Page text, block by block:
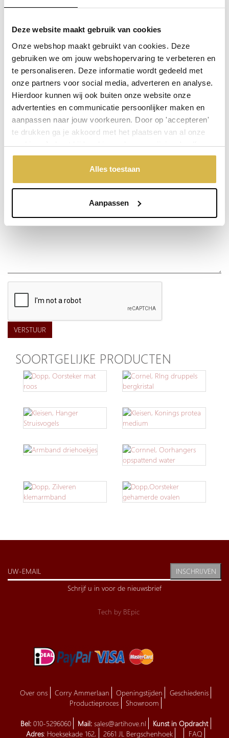
Deze website maakt gebruik van cookies
Onze webshop maakt gebruikt van cookies. Deze
gebruiken we om jouw webshopervaring te verbeteren en
te personaliseren. Deze informatie wordt gedeeld met
onze partners voor social media, adverteren en analyse.
Hierdoor kunnen wij ook buiten onze website onze
advertenties en communicatie persoonlijker maken en
aanpassen naar jouw voorkeuren. Door op 'accepteren'
te drukken ga je akkoord met het plaatsen van al onze
cookies. Je kunt bij 'cookievoorkeuren wijzigen' zelf
aangeven welke cookies jouw akkoord krijgen. En door te
'weigeren' worden alleen de functionele cookies
geplaatst. Bekijk onze cookieverklaring voor meer
Alles toestaan
Aanpassen
De aangegeven prijs is incl.Verzendkosten.
Garantie:
Niet goed, geld terug
Stel een vraag over dit product
Uw naam
VERSTUUR
SOORTGELIJKE PRODUCTEN
INSCHRIJVEN
Schrijf u in voor de nieuwsbrief
Tech by BEpic
Over ons Corry Ammerlaan Openingstijden
Geschiedenis
Productieproces
Showroom
Bel: 010-5296060 Mail: sales@artihove.nl
Kunst in Opdracht
Adres: Hoeksekade 162, 2661 JL Bergschenhoek FAQ